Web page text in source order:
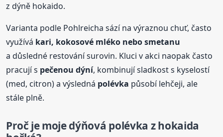
z dýně hokaido.
Varianta podle Pohlreicha sází na výraznou chuť, často
využívá kari, kokosové mléko nebo smetanu
a důsledné restování surovin. Kluci v akci naopak často
pracují s pečenou dýní, kombinují sladkost s kyselostí
(med, citron) a výsledná polévka působí lehčeji, ale
stále plně.
Proč je moje dýňová polévka z hokaida